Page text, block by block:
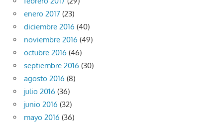
enero 2017 (23)
diciembre 2016 (40)
noviembre 2016 (49)
octubre 2016 (46)
septiembre 2016 (30)
agosto 2016 (8)
julio 2016 (36)
junio 2016 (32)
mayo 2016 (36)